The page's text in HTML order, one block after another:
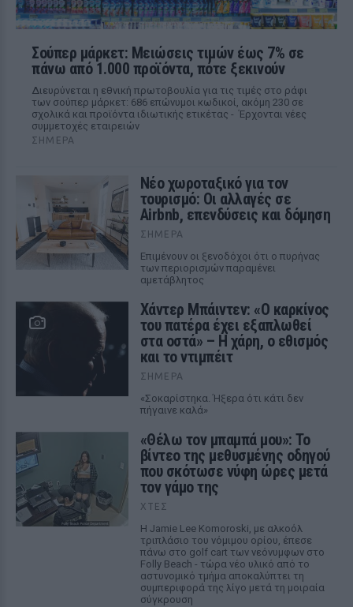
Σούπερ μάρκετ: Μειώσεις τιμών έως 7% σε
πάνω από 1.000 προϊόντα, πότε ξεκινούν
Διευρύνεται η εθνική πρωτοβουλία για τις τιμές στο ράφι
των σούπερ μάρκετ: 686 επώνυμοι κωδικοί, ακόμη 230 σε
σχολικά και προϊόντα ιδιωτικής ετικέτας - Έρχονται νέες
συμμετοχές εταιρειών
ΣΉΜΕΡΑ
Νέο χωροταξικό για τον
τουρισμό: Οι αλλαγές σε
Airbnb, επενδύσεις και δόμηση
ΣΉΜΕΡΑ
Επιμένουν οι ξενοδόχοι ότι ο πυρήνας
των περιορισμών παραμένει
αμετάβλητος
Χάντερ Μπάιντεν: «Ο καρκίνος
του πατέρα έχει εξαπλωθεί
στα οστά» – Η χάρη, ο εθισμός
και το ντιμπέιτ
ΣΉΜΕΡΑ
«Σοκαρίστηκα. Ήξερα ότι κάτι δεν
πήγαινε καλά»
«Θέλω τον μπαμπά μου»: Το
βίντεο της μεθυσμένης οδηγού
που σκότωσε νύφη ώρες μετά
τον γάμο της
ΧΤΕΣ
Η Jamie Lee Komoroski, με αλκοόλ
τριπλάσιο του νόμιμου ορίου, έπεσε
πάνω στο golf cart των νεόνυμφων στο
Folly Beach - τώρα νέο υλικό από το
αστυνομικό τμήμα αποκαλύπτει τη
συμπεριφορά της λίγο μετά τη μοιραία
σύγκρουση